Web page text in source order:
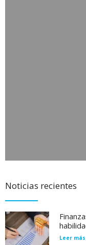
Noticias recientes
Leer más